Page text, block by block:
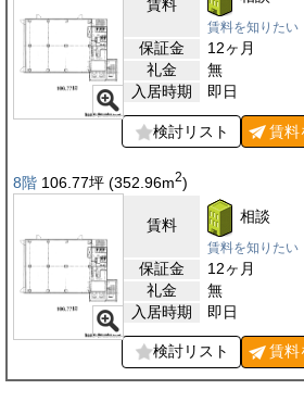
賃料
賃料を知りたい
保証金
12ヶ月
礼金
無
入居時期
即日
検討リスト 賃料
8階 106.77坪 (352.96m2)
賃料 相談
賃料を知りたい
保証金
12ヶ月
礼金
無
入居時期
即日
検討リスト 賃料